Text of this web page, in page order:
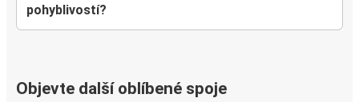
pohyblivostí?
Objevte další oblíbené spoje